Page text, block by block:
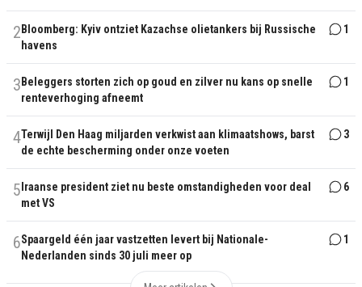
2 Bloomberg: Kyiv ontziet Kazachse olietankers bij Russische
havens
1
3 Beleggers storten zich op goud en zilver nu kans op snelle
renteverhoging afneemt
1
4Terwijl Den Haag miljarden verkwist aan klimaatshows, barst
de echte bescherming onder onze voeten
3
5 Iraanse president ziet nu beste omstandigheden voor deal
met VS
6
6Spaargeld één jaar vastzetten levert bij Nationale-
Nederlanden sinds 30 juli meer op
1